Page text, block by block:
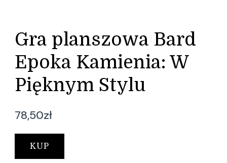
Gra planszowa Bard
Epoka Kamienia: W
Pięknym Stylu
78,50zł
KUP